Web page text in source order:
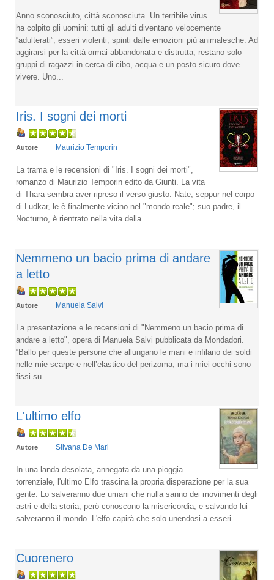
Anno sconosciuto, città sconosciuta. Un terribile virus
ha colpito gli uomini: tutti gli adulti diventano velocemente
“adulterati”, esseri violenti, spinti dalle emozioni più animalesche. Ad
aggirarsi per la città ormai abbandonata e distrutta, restano solo
gruppi di ragazzi in cerca di cibo, acqua e un posto sicuro dove
vivere. Uno...
Iris. I sogni dei morti
Autore Maurizio Temporin
La trama e le recensioni di "Iris. I sogni dei morti",
romanzo di Maurizio Temporin edito da Giunti. La vita
di Thara sembra aver ripreso il verso giusto. Nate, seppur nel corpo
di Ludkar, le è finalmente vicino nel "mondo reale"; suo padre, il
Nocturno, è rientrato nella vita della...
Nemmeno un bacio prima di andare
a letto
Autore Manuela Salvi
La presentazione e le recensioni di "Nemmeno un bacio prima di
andare a letto", opera di Manuela Salvi pubblicata da Mondadori.
“Ballo per queste persone che allungano le mani e infilano dei soldi
nelle mie scarpe e nell’elastico del perizoma, ma i miei occhi sono
fissi su...
L'ultimo elfo
Autore Silvana De Mari
In una landa desolata, annegata da una pioggia
torrenziale, l'ultimo Elfo trascina la propria disperazione per la sua
gente. Lo salveranno due umani che nulla sanno dei movimenti degli
astri e della storia, però conoscono la misericordia, e salvando lui
salveranno il mondo. L'elfo capirà che solo unendosi a esseri...
Cuorenero